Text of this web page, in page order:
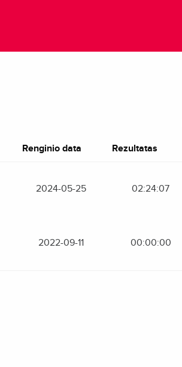
Renginio data Rezultatas
2024-05-25 02:24:07
2022-09-11 00:00:00